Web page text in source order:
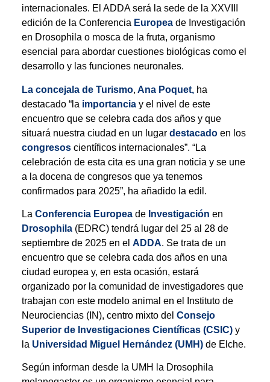
internacionales. El ADDA será la sede de la XXVIII
edición de la Conferencia Europea de Investigación
en Drosophila o mosca de la fruta, organismo
esencial para abordar cuestiones biológicas como el
desarrollo y las funciones neuronales.
La concejala de Turismo, Ana Poquet,ha
destacado “la importancia y el nivel de este
encuentro que se celebra cada dos años y que
situará nuestra ciudad en un lugar destacado en los
congresos científicos internacionales”. “La
celebración de esta cita es una gran noticia y se une
a la docena de congresos que ya tenemos
confirmados para 2025”, ha añadido la edil.
La Conferencia Europea de Investigación en
Drosophila (EDRC) tendrá lugar del 25 al 28 de
septiembre de 2025 en el ADDA. Se trata de un
encuentro que se celebra cada dos años en una
ciudad europea y, en esta ocasión, estará
organizado por la comunidad de investigadores que
trabajan con este modelo animal en el Instituto de
Neurociencias (IN), centro mixto del Consejo
Superior de Investigaciones Científicas (CSIC)y
la Universidad Miguel Hernández (UMH)de Elche.
Según informan desde la UMH la Drosophila